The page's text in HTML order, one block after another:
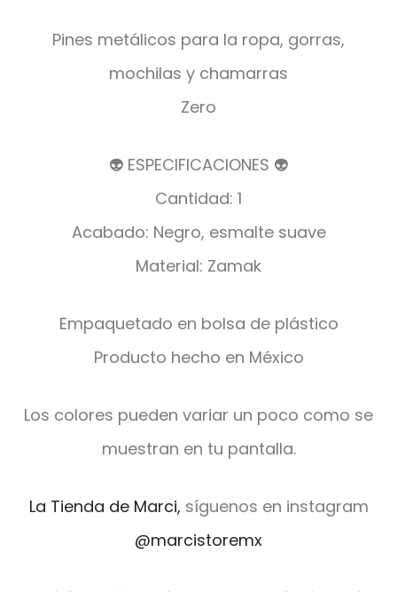
Pines metálicos para la ropa, gorras,
mochilas y chamarras
Zero
👽 ESPECIFICACIONES 👽
Cantidad: 1
Acabado: Negro, esmalte suave
Material: Zamak
Empaquetado en bolsa de plástico
Producto hecho en México
Los colores pueden variar un poco como se
muestran en tu pantalla.
La Tienda de Marci, síguenos en instagram
@marcistoremx